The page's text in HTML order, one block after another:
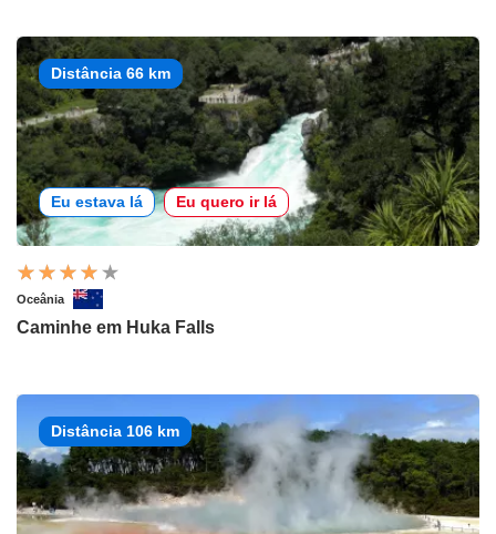
Distância 66 km
Eu estava lá Eu quero ir lá
Oceânia
Caminhe em Huka Falls
Distância 106 km